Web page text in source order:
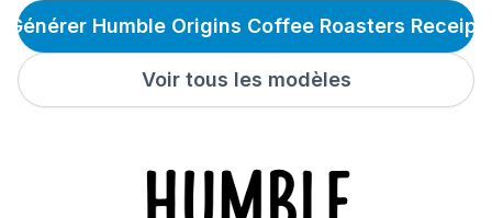
Générer Humble Origins Coffee Roasters Receipt
Voir tous les modèles